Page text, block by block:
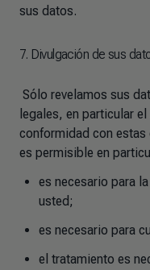
sus datos.
7. Divulgación de sus
Sólo revelamos sus
legales, en particular
conformidad con
es permisible en
es necesario para
usted;
es necesario para
el tratamiento es